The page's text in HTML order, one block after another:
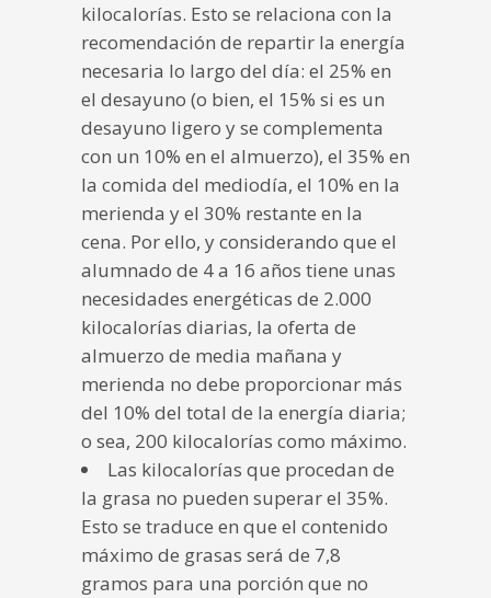
kilocalorías. Esto se relaciona con la
recomendación de repartir la energía
necesaria lo largo del día: el 25% en
el desayuno (o bien, el 15% si es un
desayuno ligero y se complementa
con un 10% en el almuerzo), el 35% en
la comida del mediodía, el 10% en la
merienda y el 30% restante en la
cena. Por ello, y considerando que el
alumnado de 4 a 16 años tiene unas
necesidades energéticas de 2.000
kilocalorías diarias, la oferta de
almuerzo de media mañana y
merienda no debe proporcionar más
del 10% del total de la energía diaria;
o sea, 200 kilocalorías como máximo.
Las kilocalorías que procedan de
la grasa no pueden superar el 35%.
Esto se traduce en que el contenido
máximo de grasas será de 7,8
gramos para una porción que no